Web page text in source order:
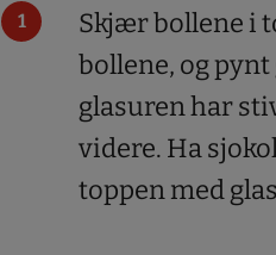
Skjær bollene i
bollene, og
glasuren har
videre. Ha
toppen med